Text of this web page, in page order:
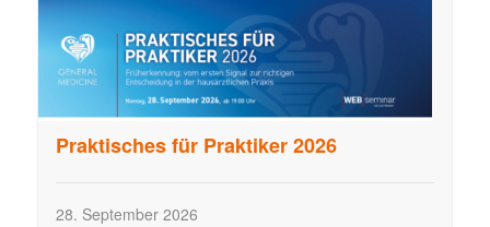
l
Praktisches für Praktiker 2026
28. September 2026